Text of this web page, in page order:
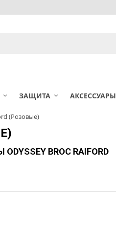
ЗАЩИТА АКСЕССУАРЫ
(Розовые)
BROC RAIFORD